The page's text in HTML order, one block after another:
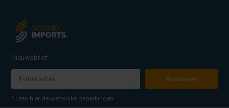
Nieuwsbrief
Abonneer
* Lees hier de wettelijke beperkingen